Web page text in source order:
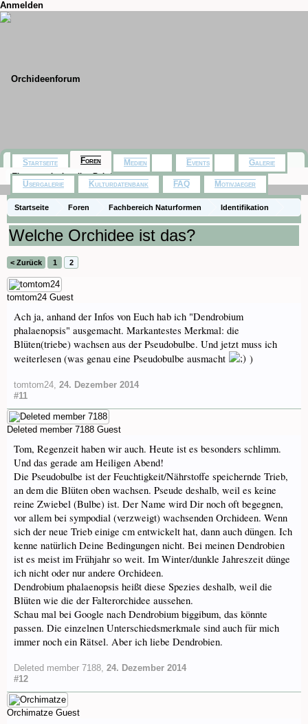
Anmelden
Startseite Foren Fachbereich Naturformen Identifikation
Welche Orchidee ist das?
< Zurück 1 2
tomtom24 Guest
Ach ja, anhand der Infos von Euch hab ich "Dendrobium
phalaenopsis" ausgemacht. Markantestes Merkmal: die
Blüten(triebe) wachsen aus der Pseudobulbe. Und jetzt muss ich
weiterlesen (was genau eine Pseudobulbe ausmacht
)
tomtom24, 24. Dezember 2014
#11
Deleted member 7188 Guest
Tom, Regenzeit haben wir auch. Heute ist es besonders schlimm.
Und das gerade am Heiligen Abend!
Die Pseudobulbe ist der Feuchtigkeit/Nährstoffe speichernde Trieb,
an dem die Blüten oben wachsen. Pseude deshalb, weil es keine
reine Zwiebel (Bulbe) ist. Der Name wird Dir noch oft begegnen,
vor allem bei sympodial (verzweigt) wachsenden Orchideen. Wenn
sich der neue Trieb einige cm entwickelt hat, dann auch düngen. Ich
kenne natürlich Deine Bedingungen nicht. Bei meinen Dendrobien
ist es meist im Frühjahr so weit. Im Winter/dunkle Jahreszeit dünge
ich nicht oder nur andere Orchideen.
Dendrobium phalaenopsis heißt diese Spezies deshalb, weil die
Blüten wie die der Falterorchidee aussehen.
Schau mal bei Google nach Dendrobium biggibum, das könnte
passen. Die einzelnen Unterschiedsmerkmale sind auch für mich
immer noch ein Rätsel. Aber ich liebe Dendrobien.
Deleted member 7188, 24. Dezember 2014
#12
Orchimatze Guest
Startseite Foren
Themen mit aktuellen Beiträgen
Medien Events Galerie
Usergalerie Kulturdatenbank FAQ Motivjaeger